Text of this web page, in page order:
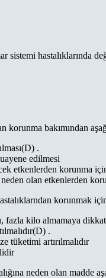
sistemi hastalıklarında
korunma bakımından
.
edilmesi
etkenlerden korunma
neden olan etkenlerden
korunmak
fazla kilo almamaya
.
tüketimi artırılmalıdır
neden olan madde